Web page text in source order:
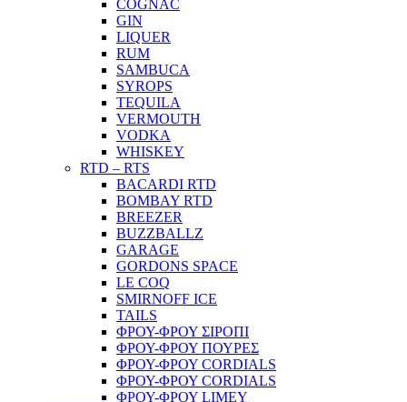
COGNAC
GIN
LIQUER
RUM
SAMBUCA
SYROPS
TEQUILA
VERMOUTH
VODKA
WHISKEY
RTD – RTS
BACARDI RTD
BOMBAY RTD
BREEZER
BUZZBALLZ
GARAGE
GORDONS SPACE
LE COQ
SMIRNOFF ICE
TAILS
ΦΡΟΥ-ΦΡΟΥ ΣΙΡΟΠΙ
ΦΡΟΥ-ΦΡΟΥ ΠΟΥΡΕΣ
ΦΡΟΥ-ΦΡΟΥ CORDIALS
ΦΡΟΥ-ΦΡΟΥ CORDIALS
ΦΡΟΥ-ΦΡΟΥ LIMEY